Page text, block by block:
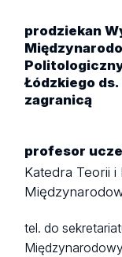
prodziekan
Łódzkiego ds.
zagranicą
profesor
Katedra Teorii
tel. do